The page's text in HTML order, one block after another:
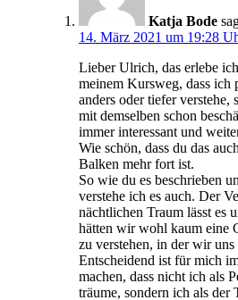
Katja Bode
14. März 2021 um 19:28
Lieber Ulrich, das erlebe
meinem Kursweg, dass ich
anders oder tiefer
mit demselben schon
immer interessant und
Wie schön, dass du das
Balken mehr fort ist.
So wie du es beschrieben
verstehe ich es auch. Der
nächtlichen Traum lässt es
hätten wir wohl kaum eine
zu verstehen, in der wir
Entscheidend ist für mich
machen, dass nicht ich als
träume, sondern ich als der